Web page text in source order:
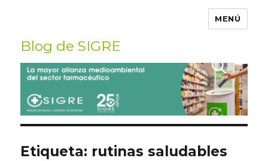
MENÚ
Blog de SIGRE
Buscar
por:
Etiqueta: rutinas saludables